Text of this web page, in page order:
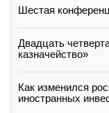
Шестая
Двадцать
казначейство»
Как изменился
иностранных